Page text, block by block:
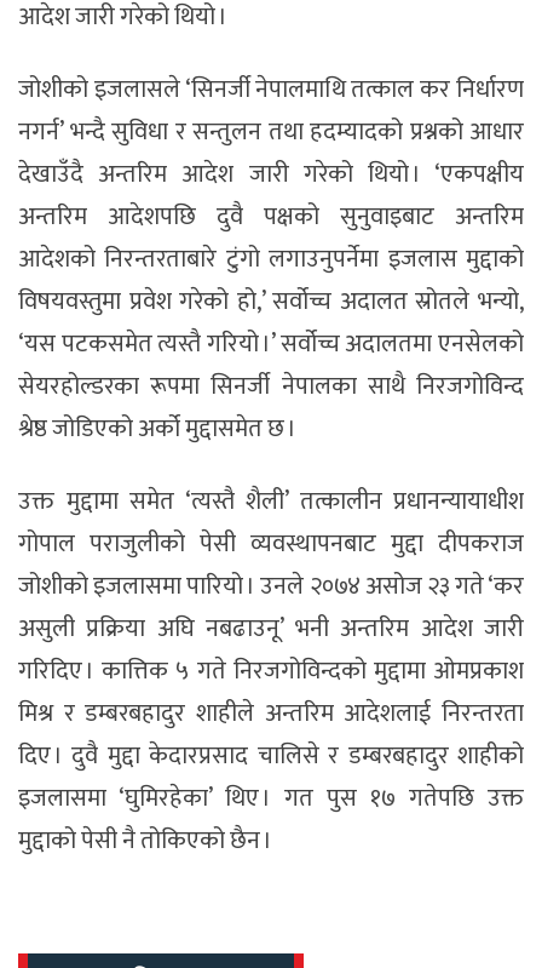
आदेश जारी गरेको थियो ।
जोशीको इजलासले ‘सिनर्जी नेपालमाथि तत्काल कर निर्धारण
नगर्न’ भन्दै सुविधा र सन्तुलन तथा हदम्यादको प्रश्नको आधार
देखाउँदै अन्तरिम आदेश जारी गरेको थियो । ‘एकपक्षीय
अन्तरिम आदेशपछि दुवै पक्षको सुनुवाइबाट अन्तरिम
आदेशको निरन्तरताबारे टुंगो लगाउनुपर्नेमा इजलास मुद्दाको
विषयवस्तुमा प्रवेश गरेको हो,’ सर्वोच्च अदालत स्रोतले भन्यो,
‘यस पटकसमेत त्यस्तै गरियो ।’ सर्वोच्च अदालतमा एनसेलको
सेयरहोल्डरका रूपमा सिनर्जी नेपालका साथै निरजगोविन्द
श्रेष्ठ जोडिएको अर्को मुद्दासमेत छ ।
उक्त मुद्दामा समेत ‘त्यस्तै शैली’ तत्कालीन प्रधानन्यायाधीश
गोपाल पराजुलीको पेसी व्यवस्थापनबाट मुद्दा दीपकराज
जोशीको इजलासमा पारियो । उनले २०७४ असोज २३ गते ‘कर
असुली प्रक्रिया अघि नबढाउनू’ भनी अन्तरिम आदेश जारी
गरिदिए । कात्तिक ५ गते निरजगोविन्दको मुद्दामा ओमप्रकाश
मिश्र र डम्बरबहादुर शाहीले अन्तरिम आदेशलाई निरन्तरता
दिए । दुवै मुद्दा केदारप्रसाद चालिसे र डम्बरबहादुर शाहीको
इजलासमा ‘घुमिरहेका’ थिए । गत पुस १७ गतेपछि उक्त
मुद्दाको पेसी नै तोकिएको छैन ।